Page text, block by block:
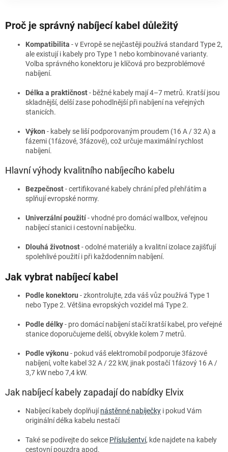
Proč je správný nabíjecí kabel důležitý
Kompatibilita - v Evropě se nejčastěji používá standard Type 2,
ale existují i kabely pro Type 1 nebo kombinované varianty.
Volba správného konektoru je klíčová pro bezproblémové
nabíjení.
Délka a praktičnost- běžné kabely mají 4–7 metrů. Kratší jsou
skladnější, delší zase pohodlnější při nabíjení na veřejných
stanicích.
Výkon - kabely se liší podporovaným proudem (16 A / 32 A) a
fázemi (1fázové, 3fázové), což určuje maximální rychlost
nabíjení.
Hlavní výhody kvalitního nabíjecího kabelu
Bezpečnost- certifikované kabely chrání před přehřátím a
splňují evropské normy.
Univerzální použití- vhodné pro domácí wallbox, veřejnou
nabíjecí stanici i cestovní nabíječku.
Dlouhá životnost- odolné materiály a kvalitní izolace zajišťují
spolehlivé použití i při každodenním nabíjení.
Jak vybrat nabíjecí kabel
Podle konektoru - zkontrolujte, zda váš vůz používá Type 1
nebo Type 2. Většina evropských vozidel má Type 2.
Podle délky- pro domácí nabíjení stačí kratší kabel, pro veřejné
stanice doporučujeme delší, obvykle kolem 7 metrů.
Podle výkonu - pokud váš elektromobil podporuje 3fázové
nabíjení, volte kabel 32 A / 22 kW, jinak postačí 1fázový 16 A /
3,7 kW nebo 7,4 kW.
Jak nabíjecí kabely zapadají do nabídky Elvix
Nabíjecí kabely doplňujínástěnné nabíječky i pokud Vám
originální délka kabelu nestačí
Také se podívejte do sekce Příslušentví, kde najdete na kabely
cestovní pouzdra apod.